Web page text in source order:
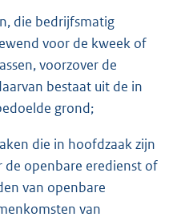
die bedrijfsmatig
voor de kweek of
voorzover de
bestaat uit de in
grond;
die in hoofdzaak zijn
de openbare eredienst of
van openbare
van